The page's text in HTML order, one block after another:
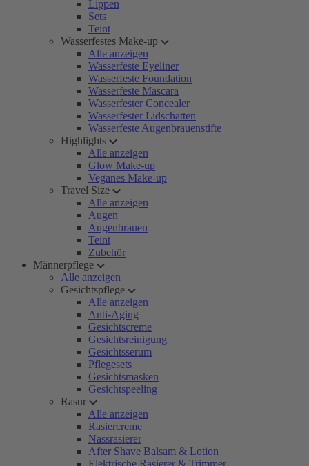
Lippen
Sets
Teint
Wasserfestes Make-up
Alle anzeigen
Wasserfeste Eyeliner
Wasserfeste Foundation
Wasserfeste Mascara
Wasserfester Concealer
Wasserfester Lidschatten
Wasserfeste Augenbrauenstifte
Highlights
Alle anzeigen
Glow Make-up
Veganes Make-up
Travel Size
Alle anzeigen
Augen
Augenbrauen
Teint
Zubehör
Männerpflege
Alle anzeigen
Gesichtspflege
Alle anzeigen
Anti-Aging
Gesichtscreme
Gesichtsreinigung
Gesichtsserum
Pflegesets
Gesichtsmasken
Gesichtspeeling
Rasur
Alle anzeigen
Rasiercreme
Nassrasierer
After Shave Balsam & Lotion
Elektrische Rasierer & Trimmer